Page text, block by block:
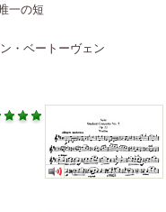
一の短
・ベートーヴェン